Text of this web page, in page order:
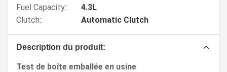
Fuel Capacity::
4.3L
Clutch::
Automatic Clutch
Description du produit:
Test de boîte emballée en usine